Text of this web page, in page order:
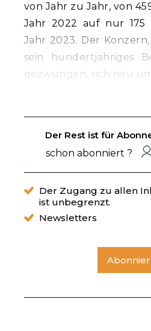
von Jahr zu Jahr, von
Jahr 2022 auf nur 175
Jahr 2023. Der
sein hundertjähriges
gezwungen, sich neu
Der Rest ist für
schon abonniert ?
Der Zugang zu allen
ist unbegrenzt.
Newsletters